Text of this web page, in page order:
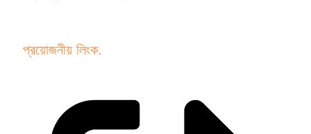
প্রয়োজনীয় লিংক.